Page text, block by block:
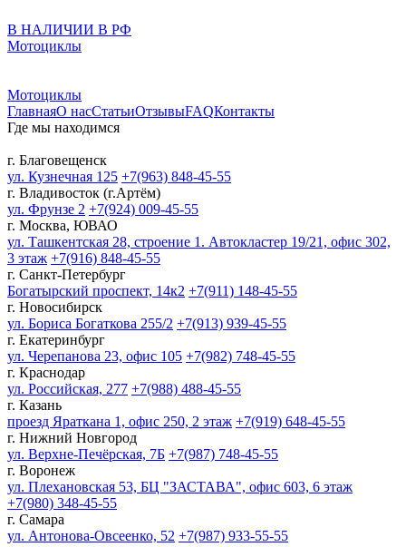
В НАЛИЧИИ В РФ
Мотоциклы
Мотоциклы
ГлавнаяО насСтатьиОтзывыFAQКонтакты
Где мы находимся
г. Благовещенск
ул. Кузнечная 125 +7(963) 848-45-55
г. Владивосток (г.Артём)
ул. Фрунзе 2 +7(924) 009-45-55
г. Москва, ЮВАО
ул. Ташкентская 28, строение 1. Автокластер 19/21, офис 302,
3 этаж +7(916) 848-45-55
г. Санкт-Петербург
Богатырский проспект, 14к2 +7(911) 148-45-55
г. Новосибирск
ул. Бориса Богаткова 255/2 +7(913) 939-45-55
г. Екатеринбург
ул. Черепанова 23, офис 105 +7(982) 748-45-55
г. Краснодар
ул. Российская, 277 +7(988) 488-45-55
г. Казань
проезд Яраткана 1, офис 250, 2 этаж +7(919) 648-45-55
г. Нижний Новгород
ул. Верхне-Печёрская, 7Б +7(987) 748-45-55
г. Воронеж
ул. Плехановская 53, БЦ "ЗАСТАВА", офис 603, 6 этаж
+7(980) 348-45-55
г. Самара
ул. Антонова-Овсеенко, 52 +7(987) 933-55-55